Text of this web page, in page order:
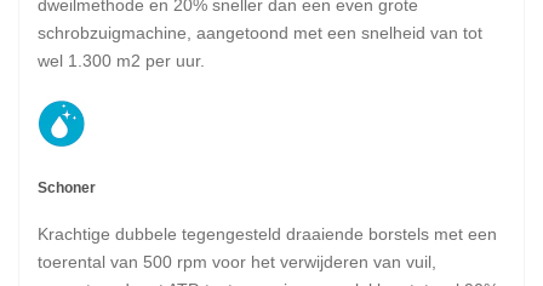
dweilmethode en 20% sneller dan een even grote
schrobzuigmachine, aangetoond met een snelheid van tot
wel 1.300 m2 per uur.
Schoner
Krachtige dubbele tegengesteld draaiende borstels met een
toerental van 500 rpm voor het verwijderen van vuil,